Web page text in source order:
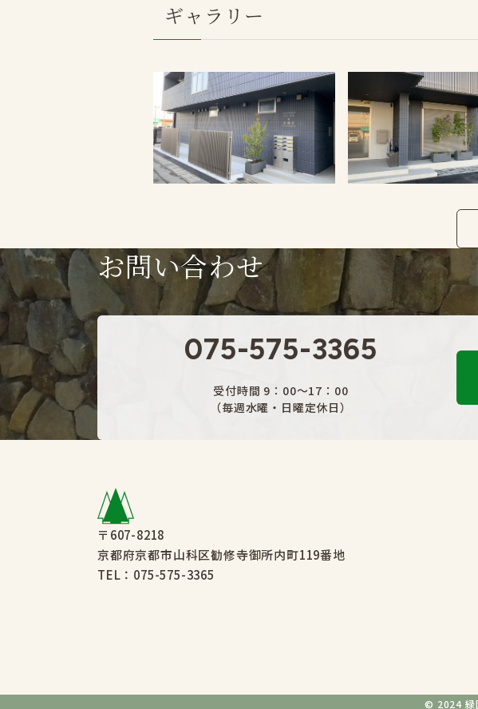
ギャラリー
お問い合わせ
075-575-3365
受付時間 9：00～17：00
（毎週水曜・日曜定休日）
〒607-8218
京都府京都市山科区勧修寺御所内町119番地
TEL： 075-575-3365
© 2024 緑